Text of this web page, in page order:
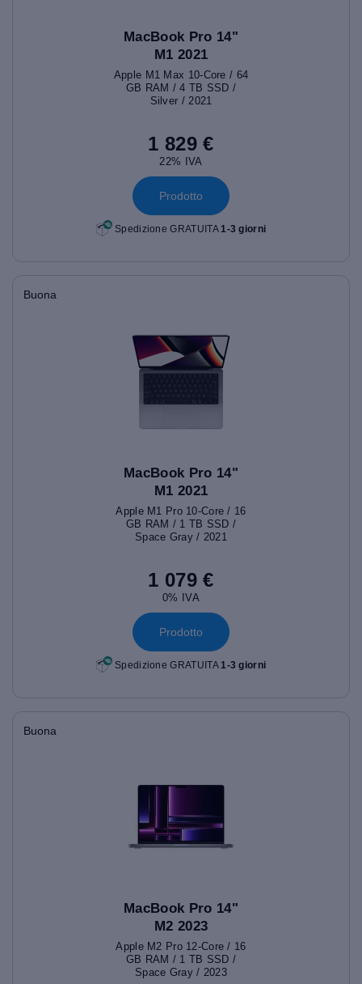
MacBook Pro 14"
M1 2021
Apple M1 Max 10-Core / 64
GB RAM / 4 TB SSD /
Silver / 2021
1 829 €
22% IVA
Prodotto
Spedizione GRATUITA1-3 giorni
Buona
MacBook Pro 14"
M1 2021
Apple M1 Pro 10-Core / 16
GB RAM / 1 TB SSD /
Space Gray / 2021
1 079 €
0% IVA
Prodotto
Spedizione GRATUITA 1-3 giorni
Buona
MacBook Pro 14"
M2 2023
Apple M2 Pro 12-Core / 16
GB RAM / 1 TB SSD /
Space Gray / 2023